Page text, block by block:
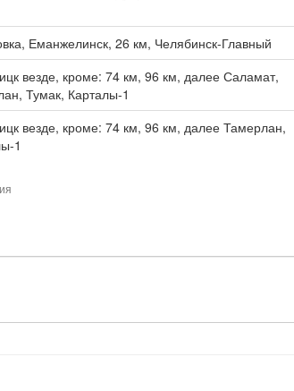
Еманжелинск, 26 км, Челябинск-Главный
везде, кроме: 74 км, 96 км, далее Саламат,
Тумак, Карталы-1
везде, кроме: 74 км, 96 км, далее Тамерлан,
1